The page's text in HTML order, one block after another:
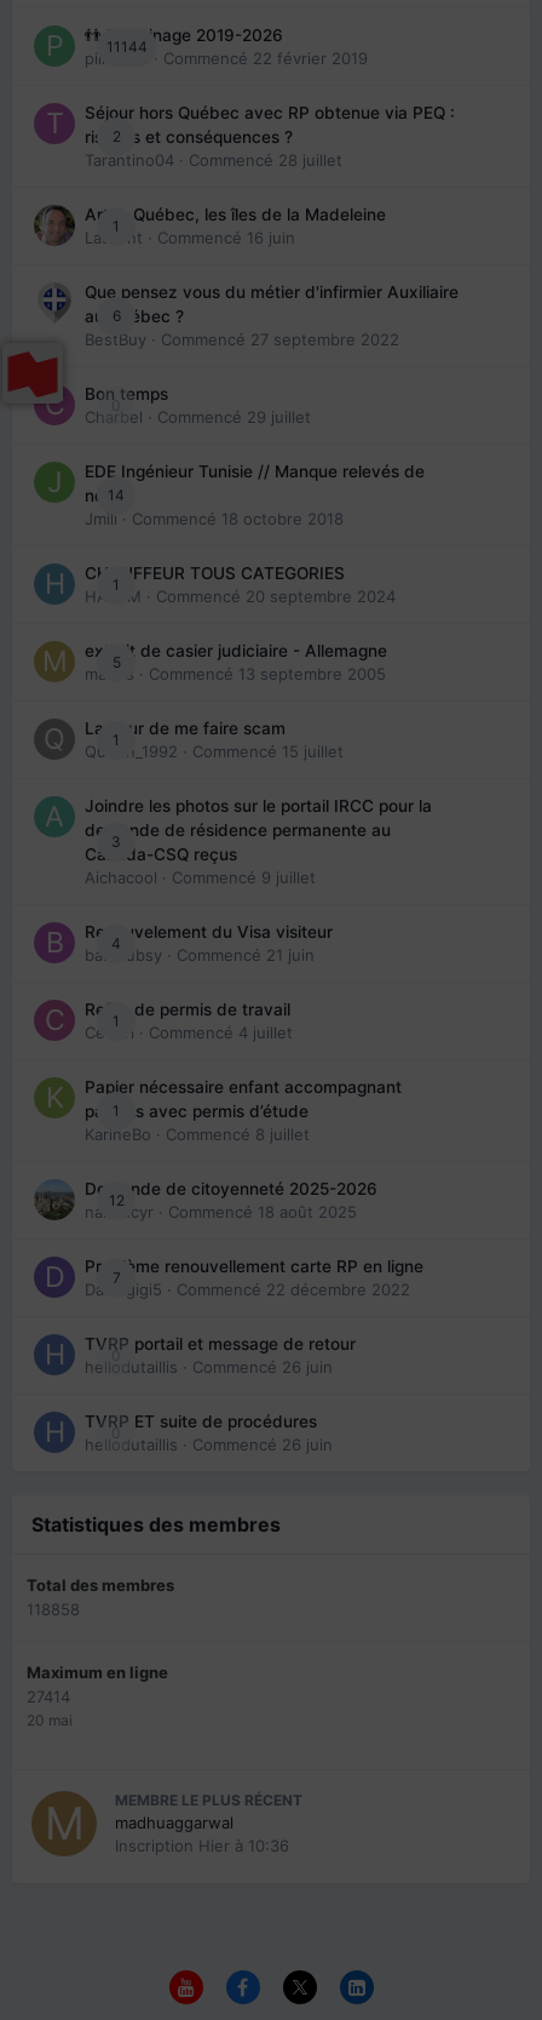
11144
👬 Parrainage 2019-2026
piinoush · Commencé 22 février 2019
2
Séjour hors Québec avec RP obtenue via PEQ :
risques et conséquences ?
Tarantino04 · Commencé 28 juillet
1
Arte : Québec, les îles de la Madeleine
Laurent · Commencé 16 juin
6
Que pensez vous du métier d'infirmier Auxiliaire
au Québec ?
BestBuy · Commencé 27 septembre 2022
0
Bon temps
Charbel · Commencé 29 juillet
14
EDE Ingénieur Tunisie // Manque relevés de
note
Jmili · Commencé 18 octobre 2018
1
CHAUFFEUR TOUS CATEGORIES
HAZEM · Commencé 20 septembre 2024
5
extrait de casier judiciaire - Allemagne
maries · Commencé 13 septembre 2005
1
La peur de me faire scam
Queen_1992 · Commencé 15 juillet
3
Joindre les photos sur le portail IRCC pour la
demande de résidence permanente au
Canada-CSQ reçus
Aichacool · Commencé 9 juillet
4
Renouvelement du Visa visiteur
babibubsy · Commencé 21 juin
1
Refus de permis de travail
Cedbri · Commencé 4 juillet
1
Papier nécessaire enfant accompagnant
parents avec permis d’étude
KarineBo · Commencé 8 juillet
12
Demande de citoyenneté 2025-2026
nanancyr · Commencé 18 août 2025
7
Problème renouvellement carte RP en ligne
Davidgigi5 · Commencé 22 décembre 2022
0
TVRP portail et message de retour
hellodutaillis · Commencé 26 juin
0
TVRP ET suite de procédures
hellodutaillis · Commencé 26 juin
Statistiques des membres
Total des membres
118858
Maximum en ligne
27414
20 mai
MEMBRE LE PLUS RÉCENT
madhuaggarwal
Inscription Hier à 10:36